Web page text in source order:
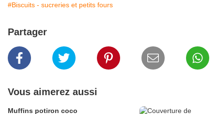
#Biscuits - sucreries et petits fours
Partager
Vous aimerez aussi
Muffins potiron coco